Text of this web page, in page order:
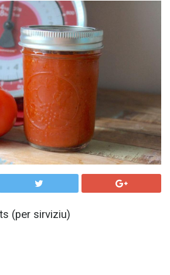
(per sirviziu)